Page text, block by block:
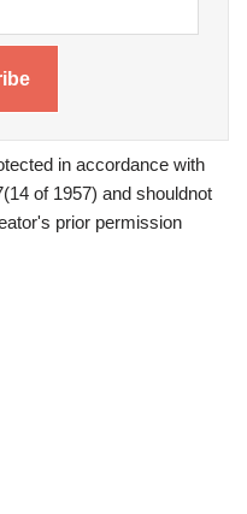
in accordance with
of 1957) and shouldnot
prior permission